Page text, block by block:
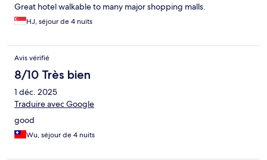
Great hotel walkable to many major shopping malls.
HJ, séjour de 4 nuits
Avis vérifié
8/10 Très bien
1 déc. 2025
Traduire avec Google
good
Wu, séjour de 4 nuits